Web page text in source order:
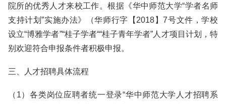
院所的优秀人才来校工作。根据《华中师范大学“学者名师
支持计划”实施办法》（华师行字【2018】7号文件，学校
设立“博雅学者”“桂子学者““桂子青年学者”人才项目计划，特
别欢迎符合申报条件者积极申报。
三、人才招聘具体流程
（1）各类岗位应聘者统一登录“华中师范大学人才招聘系